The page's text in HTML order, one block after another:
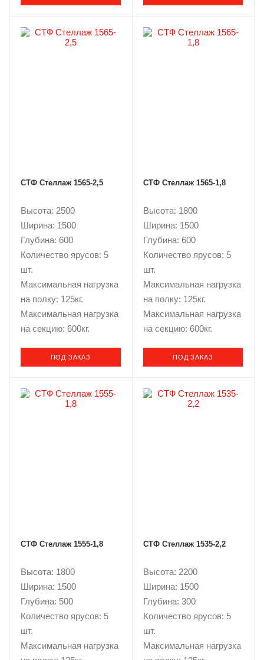
СТФ Стеллаж 1565-2,5
Высота: 2500
Ширина: 1500
Глубина: 600
Количество ярусов: 5
шт.
Максимальная нагрузка
на полку: 125кг.
Максимальная нагрузка
на секцию: 600кг.
ПОД ЗАКАЗ
СТФ Стеллаж 1565-1,8
Высота: 1800
Ширина: 1500
Глубина: 600
Количество ярусов: 5
шт.
Максимальная нагрузка
на полку: 125кг.
Максимальная нагрузка
на секцию: 600кг.
ПОД ЗАКАЗ
СТФ Стеллаж 1555-1,8
Высота: 1800
Ширина: 1500
Глубина: 500
Количество ярусов: 5
шт.
Максимальная нагрузка
СТФ Стеллаж 1535-2,2
Высота: 2200
Ширина: 1500
Глубина: 300
Количество ярусов: 5
шт.
Максимальная нагрузка